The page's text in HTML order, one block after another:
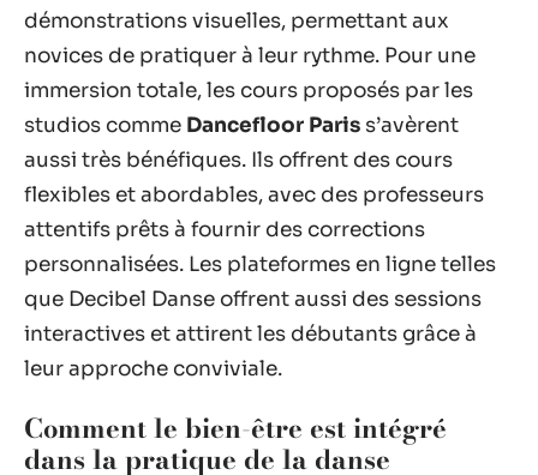
démonstrations visuelles, permettant aux
novices de pratiquer à leur rythme. Pour une
immersion totale, les cours proposés par les
studios comme Dancefloor Paris s’avèrent
aussi très bénéfiques. Ils offrent des cours
flexibles et abordables, avec des professeurs
attentifs prêts à fournir des corrections
personnalisées. Les plateformes en ligne telles
que Decibel Danse offrent aussi des sessions
interactives et attirent les débutants grâce à
leur approche conviviale.
Comment le bien-être est intégré
dans la pratique de la danse